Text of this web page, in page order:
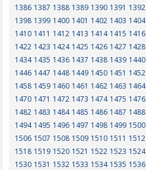
1386 1387 1388 1389 1390 1391 1392
1398 1399 1400 1401 1402 1403 1404
1410 1411 1412 1413 1414 1415 1416
1422 1423 1424 1425 1426 1427 1428
1434 1435 1436 1437 1438 1439 1440
1446 1447 1448 1449 1450 1451 1452
1458 1459 1460 1461 1462 1463 1464
1470 1471 1472 1473 1474 1475 1476
1482 1483 1484 1485 1486 1487 1488
1494 1495 1496 1497 1498 1499 1500
1506 1507 1508 1509 1510 1511 1512
1518 1519 1520 1521 1522 1523 1524
1530 1531 1532 1533 1534 1535 1536